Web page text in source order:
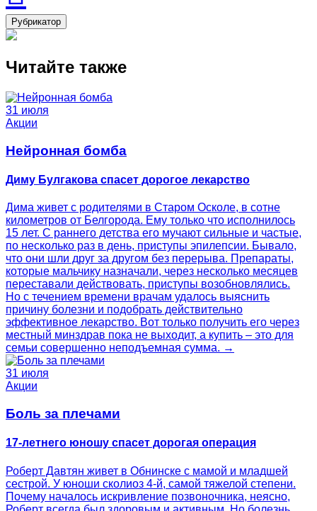
Рубрикатор
Читайте также
31 июля
Акции
Нейронная бомба
Диму Булгакова спасет дорогое лекарство
Дима живет с родителями в Старом Осколе, в сотне
километров от Белгорода. Ему только что исполнилось
15 лет. С раннего детства его мучают сильные и частые,
по несколько раз в день, приступы эпилепсии. Бывало,
что они шли друг за другом без перерыва. Препараты,
которые мальчику назначали, через несколько месяцев
переставали действовать, приступы возобновлялись.
Но с течением времени врачам удалось выяснить
причину болезни и подобрать действительно
эффективное лекарство. Вот только получить его через
местный минздрав пока не выходит, а купить – это для
семьи совершенно неподъемная сумма. →
31 июля
Акции
Боль за плечами
17-летнего юношу спасет дорогая операция
Роберт Давтян живет в Обнинске с мамой и младшей
сестрой. У юноши сколиоз 4‑й, самой тяжелой степени.
Почему началось искривление позвоночника, неясно,